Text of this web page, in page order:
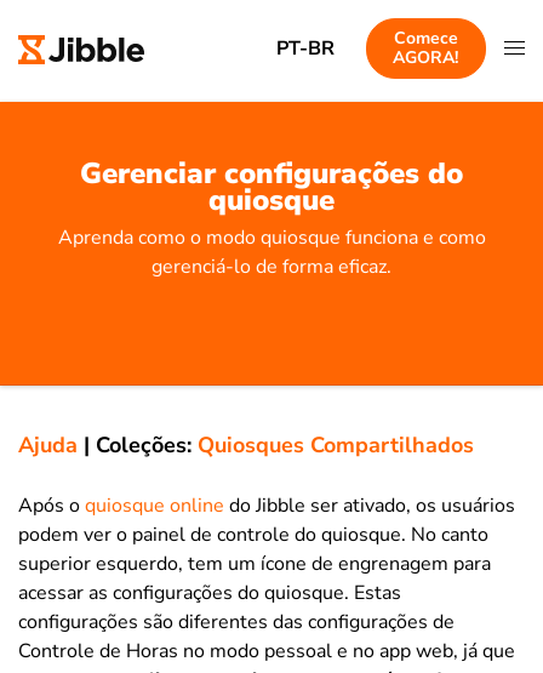
PT-BR
Comece
AGORA!
Gerenciar configurações do
quiosque
Aprenda como o modo quiosque funciona e como
gerenciá-lo de forma eficaz.
Ajuda | Coleções: Quiosques Compartilhados
Após oquiosque online do Jibble ser ativado, os usuários
podem ver o painel de controle do quiosque. No canto
superior esquerdo, tem um ícone de engrenagem para
acessar as configurações do quiosque. Estas
configurações são diferentes das configurações de
Controle de Horas no modo pessoal e no app web, já que